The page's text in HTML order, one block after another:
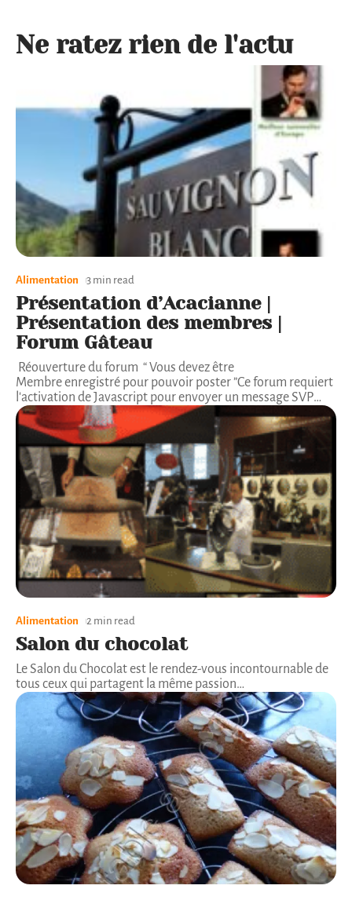
Ne ratez rien de l'actu
Alimentation 3 min read
Présentation d’Acacianne |
Présentation des membres |
Forum Gâteau
Réouverture du forum “ Vous devez être
Membre enregistré pour pouvoir poster ”Ce forum requiert
l'activation de Javascript pour envoyer un message SVP…
Alimentation 2 min read
Salon du chocolat
Le Salon du Chocolat est le rendez-vous incontournable de
tous ceux qui partagent la même passion…